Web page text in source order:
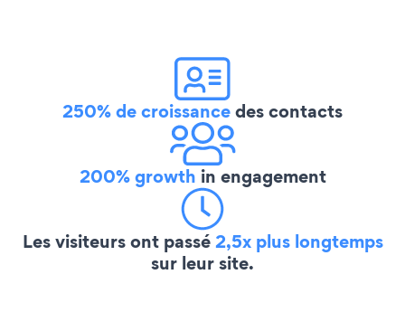
250% de croissancedes contacts
200% growth in engagement
Les visiteurs ont passé2,5x plus longtemps
sur leur site.